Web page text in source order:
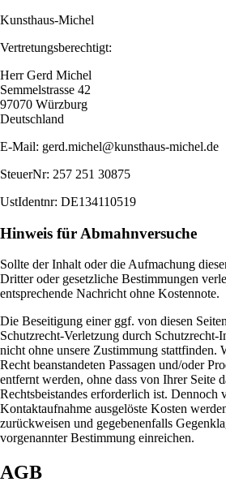
Kunsthaus-Michel
Vertretungsberechtigt:
Herr Gerd Michel
Semmelstrasse 42
97070 Würzburg
Deutschland
E-Mail: gerd.michel@kunsthaus-michel.de
SteuerNr: 257 251 30875
UstIdentnr: DE134110519
Hinweis für Abmahnversuche
Sollte der Inhalt oder die Aufmachung
Dritter oder gesetzliche Bestimmungen
entsprechende Nachricht ohne Kostennote.
Die Beseitigung einer ggf. von diesen
Schutzrecht-Verletzung durch Schutzrecht-
nicht ohne unsere Zustimmung stattfinden.
Recht beanstandeten Passagen und/oder
entfernt werden, ohne dass von Ihrer Seite
Rechtsbeistandes erforderlich ist. Dennoch
Kontaktaufnahme ausgelöste Kosten
zurückweisen und gegebenenfalls
vorgenannter Bestimmung einreichen.
AGB